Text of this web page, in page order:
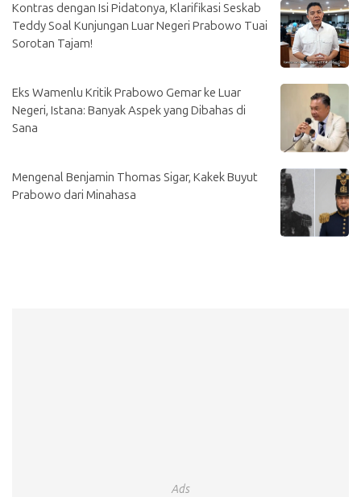
Kontras dengan Isi Pidatonya, Klarifikasi Seskab
Teddy Soal Kunjungan Luar Negeri Prabowo Tuai
Sorotan Tajam!
Eks Wamenlu Kritik Prabowo Gemar ke Luar
Negeri, Istana: Banyak Aspek yang Dibahas di
Sana
Mengenal Benjamin Thomas Sigar, Kakek Buyut
Prabowo dari Minahasa
Ads